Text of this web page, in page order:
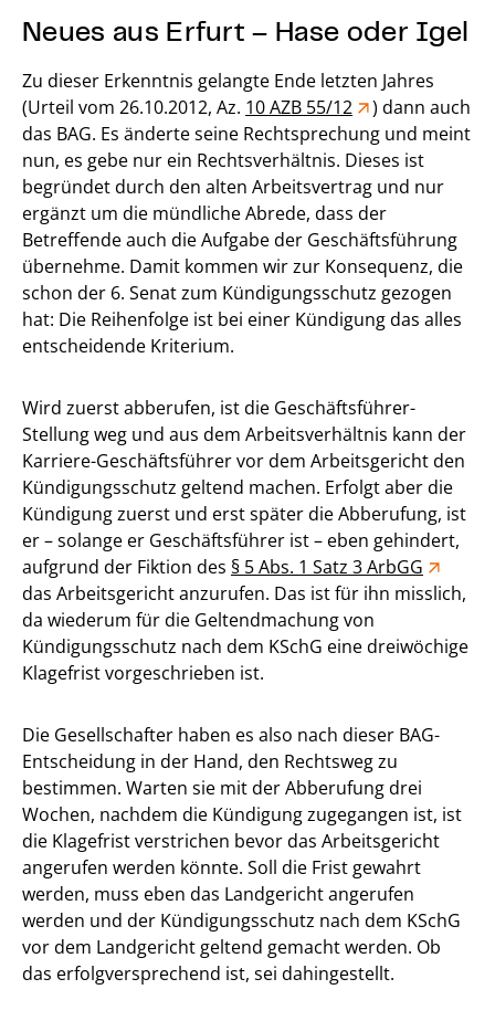
Neues aus Erfurt – Hase oder Igel
Zu dieser Erkenntnis gelangte Ende letzten Jahres
(Urteil vom 26.10.2012, Az. 10 AZB 55/12
) dann auch
das BAG. Es änderte seine Rechtsprechung und meint
nun, es gebe nur ein Rechtsverhältnis. Dieses ist
begründet durch den alten Arbeitsvertrag und nur
ergänzt um die mündliche Abrede, dass der
Betreffende auch die Aufgabe der Geschäftsführung
übernehme. Damit kommen wir zur Konsequenz, die
schon der 6. Senat zum Kündigungsschutz gezogen
hat: Die Reihenfolge ist bei einer Kündigung das alles
entscheidende Kriterium.
Wird zuerst abberufen, ist die Geschäftsführer-
Stellung weg und aus dem Arbeitsverhältnis kann der
Karriere-Geschäftsführer vor dem Arbeitsgericht den
Kündigungsschutz geltend machen. Erfolgt aber die
Kündigung zuerst und erst später die Abberufung, ist
er – solange er Geschäftsführer ist – eben gehindert,
aufgrund der Fiktion des § 5 Abs. 1 Satz 3 ArbGG
das Arbeitsgericht anzurufen. Das ist für ihn misslich,
da wiederum für die Geltendmachung von
Kündigungsschutz nach dem KSchG eine dreiwöchige
Klagefrist vorgeschrieben ist.
Die Gesellschafter haben es also nach dieser BAG-
Entscheidung in der Hand, den Rechtsweg zu
bestimmen. Warten sie mit der Abberufung drei
Wochen, nachdem die Kündigung zugegangen ist, ist
die Klagefrist verstrichen bevor das Arbeitsgericht
angerufen werden könnte. Soll die Frist gewahrt
werden, muss eben das Landgericht angerufen
werden und der Kündigungsschutz nach dem KSchG
vor dem Landgericht geltend gemacht werden. Ob
das erfolgversprechend ist, sei dahingestellt.